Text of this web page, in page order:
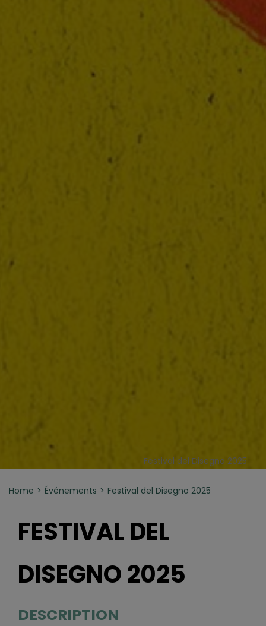
Festival del Disegno 2025
Home Événements Festival del Disegno 2025
FESTIVAL DEL
DISEGNO 2025
DESCRIPTION